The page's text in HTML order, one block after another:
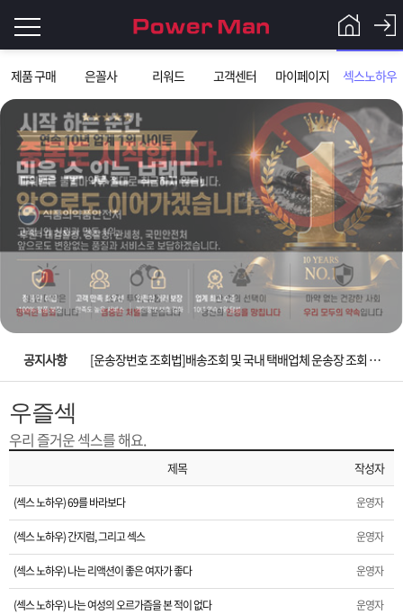
제품 구매 은꼴사 리워드 고객센터 마이페이지 섹스노하우
그
인
이
필
요
니
로
Q&A
파
워
맨
은?
제
품
구
매
은
꼴
사
섹
스
노
하
우
고
객
센
터
마
이
페
주
문
공지사항
입금확인이 안되는 상황을 대비해 꼭 입금후 고객센터 연락바랍니다.
[2026구정 연휴]설 연휴 배송 및 휴무 안내
[운송장번호 조회법]배송조회 및 국내 택배업체 운송장 조회 하는법
[무인택배함 이용 안내] 집 밖에 주소로 택배 받기
입금확인이 안되는 상황을 대비해 꼭 입금후 고객센터 연락바랍니다.
[2026구정 연휴]설 연휴 배송 및 휴무 안내
우즐섹
우리 즐거운 섹스를 해요.
제목 작성자
(섹스 노하우) 69를 바라보다 운영자
(섹스 노하우) 간지럼, 그리고 섹스 운영자
(섹스 노하우) 나는 리액션이 좋은 여자가 좋다 운영자
(섹스 노하우) 나는 여성의 오르가즘을 본 적이 없다 운영자